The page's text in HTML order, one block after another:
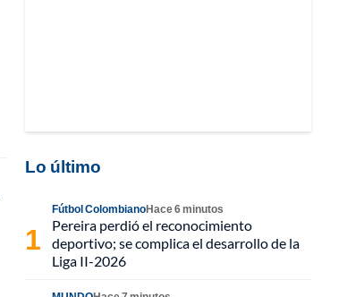
Lo último
Fútbol ColombianoHace 6 minutos
Pereira perdió el reconocimiento
deportivo; se complica el desarrollo de la
Liga II-2026